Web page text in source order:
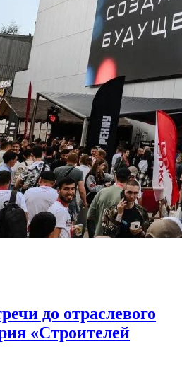
до отраслевого
«Строителей